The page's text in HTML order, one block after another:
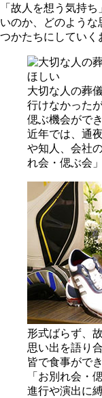
「故人を想う気持
いのか、どのよう
つかたちにしていく
⼤切な⼈の葬
⾏けなかったが
偲ぶ機会がで
近年では、通
や知人、会社
れ会・偲ぶ会
形式ばらず、
思い出を語り
皆で⾷事がで
「お別れ会・
進行や演出に